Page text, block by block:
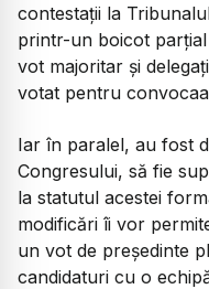
contestații la
printr-un boicot
vot majoritar și
votat pentru
Iar în paralel, au fost
Congresului, să fie
la statutul acestei
modificări îi vor
un vot de președinte
candidaturi cu o